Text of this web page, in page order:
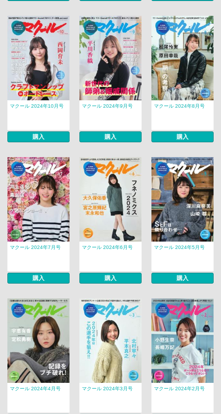
マクール 2024年10月号
購入
マクール 2024年9月号
購入
マクール 2024年8月号
購入
マクール 2024年7月号
購入
マクール 2024年6月号
購入
マクール 2024年5月号
購入
マクール 2024年4月号 マクール 2024年3月号 マクール 2024年2月号